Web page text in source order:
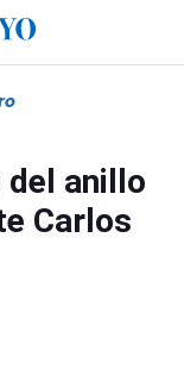
del anillo
Carlos